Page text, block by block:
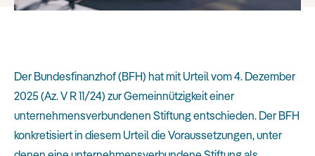
Der Bundesfinanzhof (BFH) hat mit Urteil vom 4. Dezember
2025 (Az. V R 11/24) zur Gemeinnützigkeit einer
unternehmensverbundenen Stiftung entschieden. Der BFH
konkretisiert in diesem Urteil die Voraussetzungen, unter